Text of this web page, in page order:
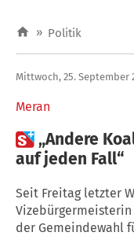
» Politik
Meran
Mittwoch, 25. September
„Andere
auf jeden Fall“
Seit Freitag letzter
der Gemeindewahl